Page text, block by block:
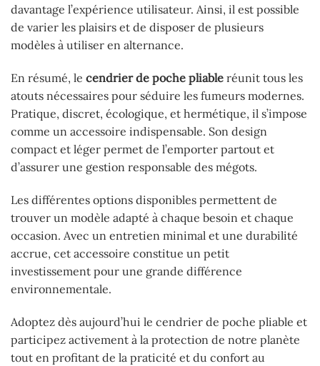
davantage l’expérience utilisateur. Ainsi, il est possible
de varier les plaisirs et de disposer de plusieurs
modèles à utiliser en alternance.
En résumé, le cendrier de poche pliable réunit tous les
atouts nécessaires pour séduire les fumeurs modernes.
Pratique, discret, écologique, et hermétique, il s’impose
comme un accessoire indispensable. Son design
compact et léger permet de l’emporter partout et
d’assurer une gestion responsable des mégots.
Les différentes options disponibles permettent de
trouver un modèle adapté à chaque besoin et chaque
occasion. Avec un entretien minimal et une durabilité
accrue, cet accessoire constitue un petit
investissement pour une grande différence
environnementale.
Adoptez dès aujourd’hui le cendrier de poche pliable et
participez activement à la protection de notre planète
tout en profitant de la praticité et du confort au